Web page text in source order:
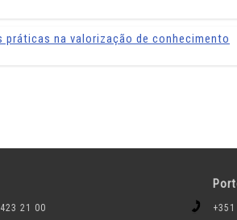
na valorização de conhecimento
21 00